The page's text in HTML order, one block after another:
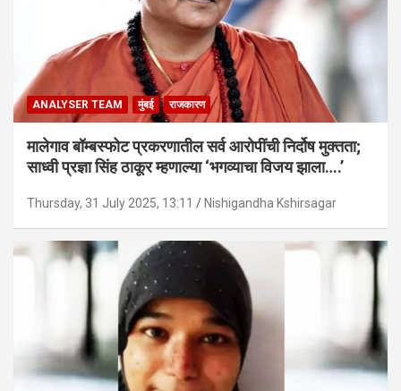
ANALYSER TEAM मुंबई राजकारण
मालेगाव बॉम्बस्फोट प्रकरणातील सर्व आरोपींची निर्दोष मुक्तता;
साध्वी प्रज्ञा सिंह ठाकूर म्हणाल्या ‘भगव्याचा विजय झाला….’
Thursday, 31 July 2025, 13:11 Nishigandha Kshirsagar